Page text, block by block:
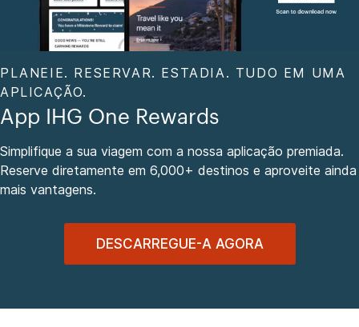
PLANEIE. RESERVAR. ESTADIA. TUDO EM UMA
APLICAÇÃO.
App IHG One Rewards
Simplifique a sua viagem com a nossa aplicação premiada.
Reserve diretamente em 6,000+ destinos e aproveite ainda
mais vantagens.
DESCARREGUE-A AGORA